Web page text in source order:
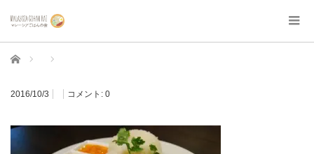
ホーム
2016/10/3 コメント: 0